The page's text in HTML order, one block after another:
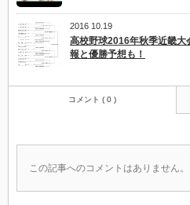
2016 10.19
高校野球2016年秋季近畿大
報と優勝予想も！
コメント ( 0 )
この記事へのコメントはありません。